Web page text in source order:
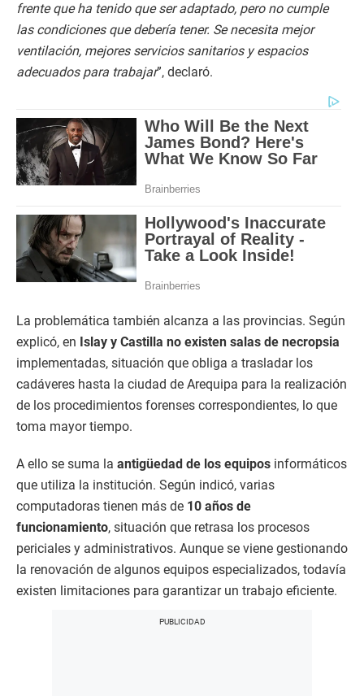
frente que ha tenido que ser adaptado, pero no cumple
las condiciones que debería tener. Se necesita mejor
ventilación, mejores servicios sanitarios y espacios
adecuados para trabajar”, declaró.
La problemática también alcanza a las provincias. Según
explicó, en Islay y Castilla no existen salas de necropsia
implementadas, situación que obliga a trasladar los
cadáveres hasta la ciudad de Arequipa para la realización
de los procedimientos forenses correspondientes, lo que
toma mayor tiempo.
A ello se suma la antigüedad de los equipos informáticos
que utiliza la institución. Según indicó, varias
computadoras tienen más de 10 años de
funcionamiento, situación que retrasa los procesos
periciales y administrativos. Aunque se viene gestionando
la renovación de algunos equipos especializados, todavía
existen limitaciones para garantizar un trabajo eficiente.